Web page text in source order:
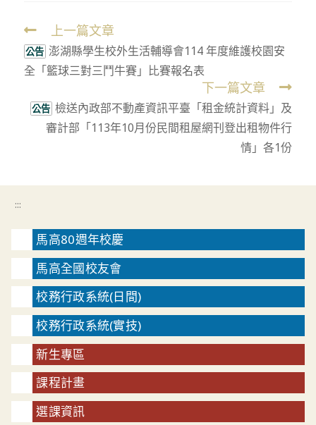
Read
more
articles
上一篇文章
公告 澎湖縣學生校外生活輔導會114 年度維護校園安
全「籃球三對三鬥牛賽」比賽報名表
下一篇文章
公告 檢送內政部不動產資訊平臺「租金統計資料」及
審計部「113年10月份民間租屋網刊登出租物件行
情」各1份
:::
馬高80週年校慶
馬高全國校友會
校務行政系統(日間)
校務行政系統(實技)
新生專區
課程計畫
選課資訊